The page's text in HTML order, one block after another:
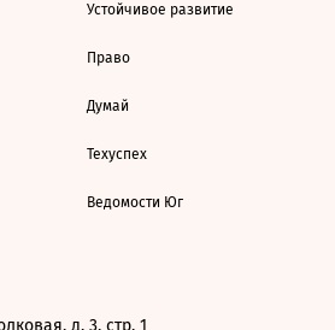
Устойчивое развитие
Право
Думай
Техуспех
Ведомости Юг
д. 3, стр. 1